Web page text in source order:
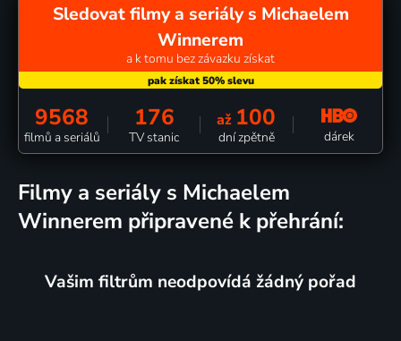
Sledovat filmy a seriály s Michaelem
Winnerem
a k tomu bez závazku získat
9568
filmů a seriálů
176
TV stanic
až 100
dní zpětně dárek
filmy a seriály s Michaelem
Winnerem připravené k přehrání:
Vašim filtrům neodpovídá žádný pořad